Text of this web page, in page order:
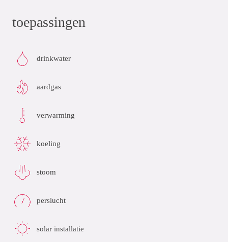
toepassingen
drinkwater
aardgas
verwarming
koeling
stoom
perslucht
solar installatie